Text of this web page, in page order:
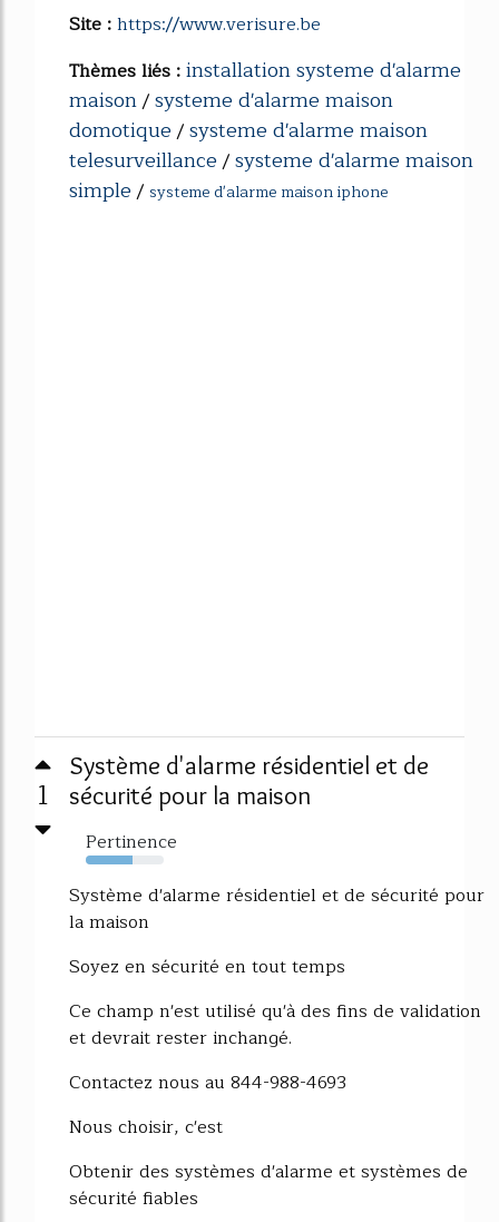
Site :https://www.verisure.be
Thèmes liés :installation systeme d'alarme
maison/systeme d'alarme maison
domotique/systeme d'alarme maison
telesurveillance/systeme d'alarme maison
simple/ systeme d'alarme maison iphone
1
Système d'alarme résidentiel et de
sécurité pour la maison
Pertinence
60%
Système d'alarme résidentiel et de sécurité pour
la maison
Soyez en sécurité en tout temps
Ce champ n'est utilisé qu'à des fins de validation
et devrait rester inchangé.
Contactez nous au 844-988-4693
Nous choisir, c'est
Obtenir des systèmes d'alarme et systèmes de
sécurité fiables